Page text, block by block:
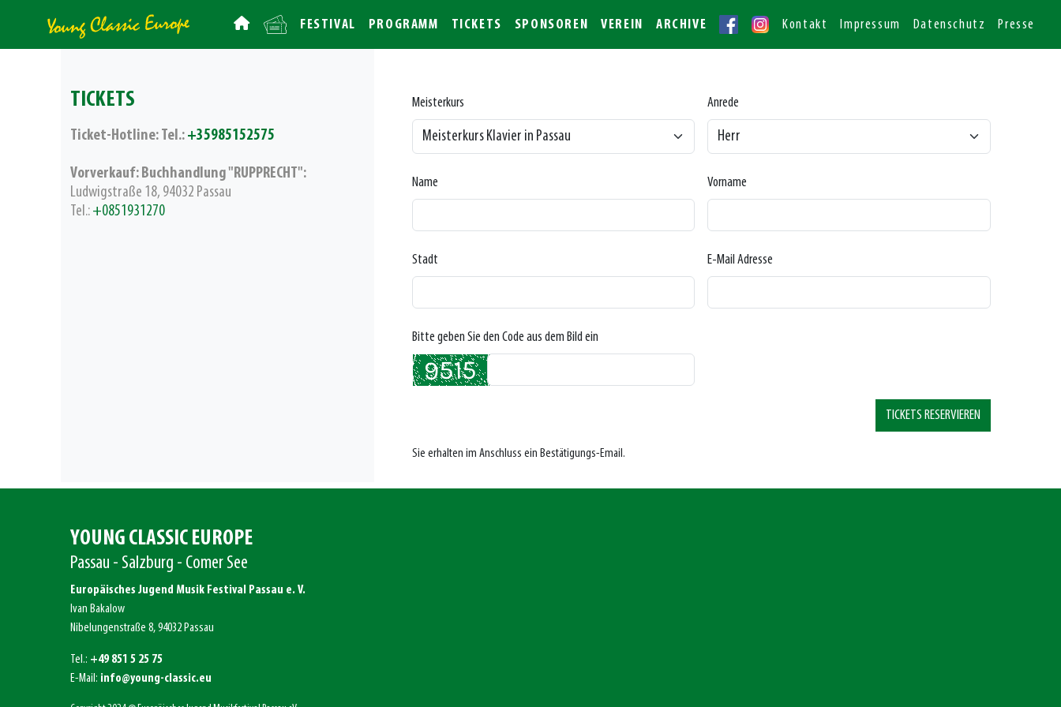
FESTIVAL PROGRAMM TICKETS SPONSOREN VEREIN ARCHIVE Kontakt Impressum Datenschutz Presse
TICKETS
Ticket-Hotline: Tel.: +35985152575
Vorverkauf: Buchhandlung "RUPPRECHT":
Ludwigstraße 18, 94032 Passau
Tel.: +0851931270
Meisterkurs Anrede
Name Vorname
Stadt E-Mail Adresse
Bitte geben Sie den Code aus dem Bild ein
TICKETS RESERVIEREN
Sie erhalten im Anschluss ein Bestätigungs-Email.
YOUNG CLASSIC EUROPE
Passau - Salzburg - Comer See
Europäisches Jugend Musik Festival Passau e. V.
Ivan Bakalow
Nibelungenstraße 8, 94032 Passau
Tel.: +49 851 5 25 75
E-Mail: info@young-classic.eu